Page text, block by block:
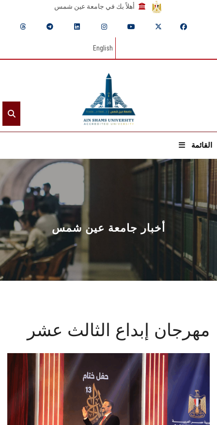
أهلاً بك في جامعة عين شمس
English
القائمة
الرئيسيـة
عن الجامعة
القطاعـات
الشئون الأكاديمية
البحث العلمي
المراكز والوحدات
الأنظمة الذكية
الإعلام
تواصل معنا
أخبار جامعة عين شمس
مهرجان إبداع الثالث عشر